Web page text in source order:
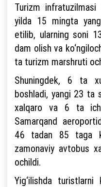
Turizm
yilda 15 mingta
etilib, ularning soni
dam olish va
ta turizm marshruti
Shuningdek, 6 ta
boshladi, yangi 23 ta
xalqaro va 6 ta
Samarqand
46 tadan 85 taga
zamonaviy avtobus
ochildi.
Yig‘ilishda turistlarni